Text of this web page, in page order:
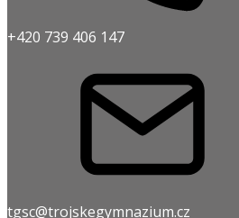
+420 739 406 147
tgsc@trojskegymnazium.cz